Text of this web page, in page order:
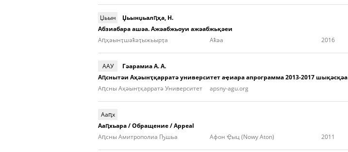
Џьын
Џьынџьалԥҳа, Н.
Абзиабара ашәа. Ажәабжьоуи ажәабжьқәеи
Аԥ­ҳәынҭ­шәҟәҭы­жьыp­ҭа
Aҟәа 2016
ААУ
Гәарамиа А. А.
Аԥснытәи Аҳәынҭ­қар­ратә университет аҿиара апрограмма 2013-2017 шықәсқәа
Аԥсны Аҳәынҭ­қар­ратә Университет
apsny-agu.org
Ааԥх
Ааԥхьара / Обращение / Appeal
Аԥсны Амитрополиа Ҧшьа
Афон Ҿыц (Nowy Aton) 2011